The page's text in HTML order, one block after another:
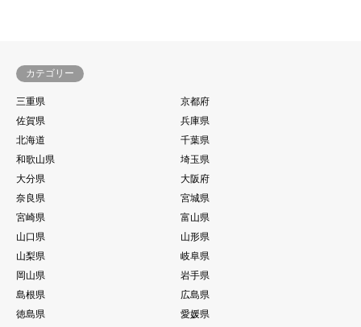
カテゴリー
三重県
京都府
佐賀県
兵庫県
北海道
千葉県
和歌山県
埼玉県
大分県
大阪府
奈良県
宮城県
宮崎県
富山県
山口県
山形県
山梨県
岐阜県
岡山県
岩手県
島根県
広島県
徳島県
愛媛県